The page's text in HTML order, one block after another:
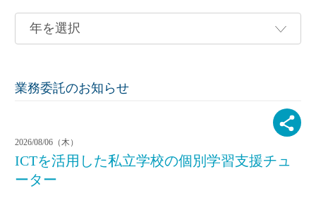
業務委託のお知らせ
2026/08/06（木）
ICTを活用した私立学校の個別学習支援チュ
ーター